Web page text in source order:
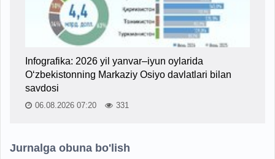
Infografika: 2026 yil yanvar–iyun oylarida
O‘zbekistonning Markaziy Osiyo davlatlari bilan
savdosi
06.08.2026 07:20 331
Jurnalga obuna bo'lish